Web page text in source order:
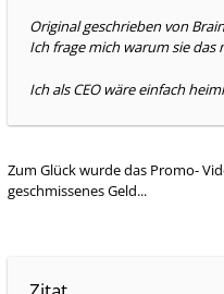
Original geschrieben von
Ich frage mich warum sie das
Ich als CEO wäre einfach
Zum Glück wurde das Promo-
geschmissenes Geld...